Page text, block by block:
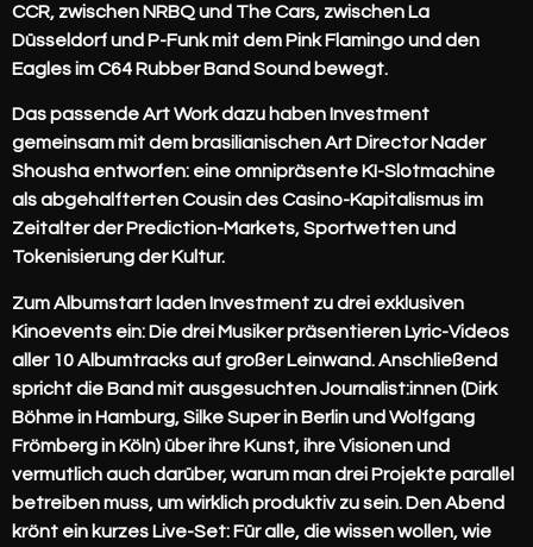
CCR, zwischen NRBQ und The Cars, zwischen La
Düsseldorf und P-Funk mit dem Pink Flamingo und den
Eagles im C64 Rubber Band Sound bewegt.
Das passende Art Work dazu haben Investment
gemeinsam mit dem brasilianischen Art Director Nader
Shousha entworfen: eine omnipräsente KI-Slotmachine
als abgehalfterten Cousin des Casino-Kapitalismus im
Zeitalter der Prediction-Markets, Sportwetten und
Tokenisierung der Kultur.
Zum Albumstart laden Investment zu drei exklusiven
Kinoevents ein: Die drei Musiker präsentieren Lyric-Videos
aller 10 Albumtracks auf großer Leinwand. Anschließend
spricht die Band mit ausgesuchten Journalist:innen (Dirk
Böhme in Hamburg, Silke Super in Berlin und Wolfgang
Frömberg in Köln) über ihre Kunst, ihre Visionen und
vermutlich auch darüber, warum man drei Projekte parallel
betreiben muss, um wirklich produktiv zu sein. Den Abend
krönt ein kurzes Live-Set: Für alle, die wissen wollen, wie